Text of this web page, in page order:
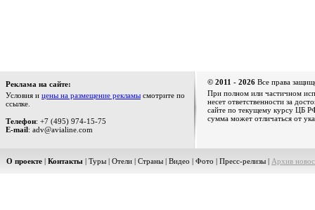
Реклама на сайте:
Условия и цены на размещение рекламы смотрите по
ссылке.
Телефон: +7 (495) 974-15-75
E-mail: adv@avialine.com
© 2011 - 2026 Все права
При полном или частичном
несет ответственности за
сайте по текущему курсу ЦБ
сумма может отличаться от
О проекте | Контакты | Туры | Отели | Страны | Видео | Фото | Пресс-релизы | Архив